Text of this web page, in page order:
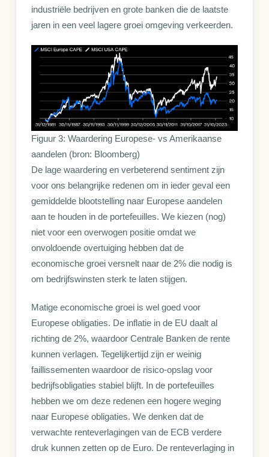
industriële bedrijven en grote banken die de laatste
jaren in een veel lagere groei omgeving verkeerden.
Figuur 3: Waardering Europese- vs Amerikaanse
aandelen (bron: Bloomberg)
De lage waardering en verbeterend sentiment zijn
voor ons belangrijke redenen om in ieder geval een
gemiddelde blootstelling naar Europese aandelen
aan te houden in de portefeuilles. We kiezen (nog)
niet voor een overwogen positie omdat we
onvoldoende overtuiging hebben dat de
economische groei versnelt naar de 2% die nodig is
om bedrijfswinsten sterk te laten stijgen.
Matige economische groei is wel goed voor
Europese obligaties. De inflatie in de EU daalt al
richting de 2%, waardoor Centrale Banken de rente
kunnen verlagen. Tegelijkertijd zijn er weinig
faillissementen waardoor de risico-opslag voor
bedrijfsobligaties stabiel blijft. In de portefeuilles
hebben we om deze redenen een hogere weging
naar Europese obligaties. We denken dat de
verwachte renteverlagingen van de ECB verdere
druk kunnen zetten op de Euro. De renteverlaging in